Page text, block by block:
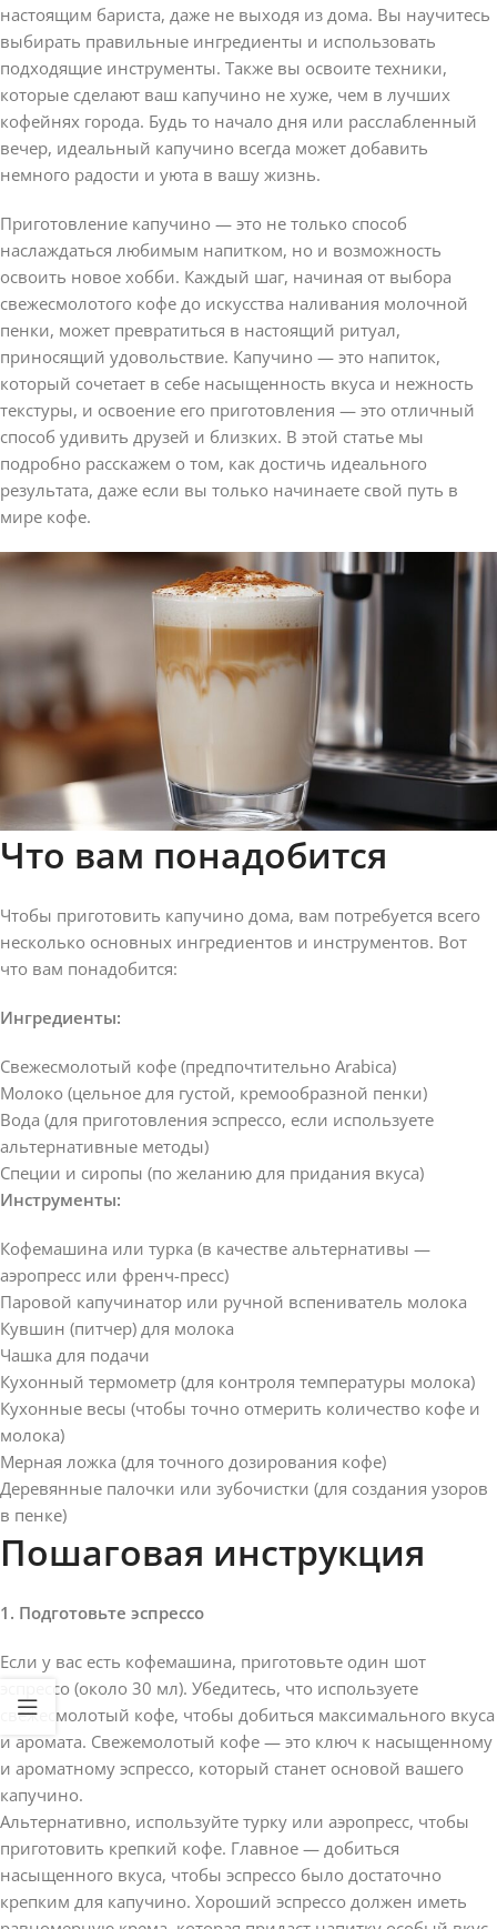
настоящим бариста, даже не выходя из дома. Вы научитесь
выбирать правильные ингредиенты и использовать
подходящие инструменты. Также вы освоите техники,
которые сделают ваш капучино не хуже, чем в лучших
кофейнях города. Будь то начало дня или расслабленный
вечер, идеальный капучино всегда может добавить
немного радости и уюта в вашу жизнь.
Приготовление капучино — это не только способ
наслаждаться любимым напитком, но и возможность
освоить новое хобби. Каждый шаг, начиная от выбора
свежесмолотого кофе до искусства наливания молочной
пенки, может превратиться в настоящий ритуал,
приносящий удовольствие. Капучино — это напиток,
который сочетает в себе насыщенность вкуса и нежность
текстуры, и освоение его приготовления — это отличный
способ удивить друзей и близких. В этой статье мы
подробно расскажем о том, как достичь идеального
результата, даже если вы только начинаете свой путь в
мире кофе.
Что вам понадобится
Чтобы приготовить капучино дома, вам потребуется всего
несколько основных ингредиентов и инструментов. Вот
что вам понадобится:
Ингредиенты:
Свежесмолотый кофе (предпочтительно Arabica)
Молоко (цельное для густой, кремообразной пенки)
Вода (для приготовления эспрессо, если используете
альтернативные методы)
Специи и сиропы (по желанию для придания вкуса)
Инструменты:
Кофемашина или турка (в качестве альтернативы —
аэропресс или френч-пресс)
Паровой капучинатор или ручной вспениватель молока
Кувшин (питчер) для молока
Чашка для подачи
Кухонный термометр (для контроля температуры молока)
Кухонные весы (чтобы точно отмерить количество кофе и
молока)
Мерная ложка (для точного дозирования кофе)
Деревянные палочки или зубочистки (для создания узоров
в пенке)
Пошаговая инструкция
1. Подготовьте эспрессо
Если у вас есть кофемашина, приготовьте один шот
эспрессо (около 30 мл). Убедитесь, что используете
свежесмолотый кофе, чтобы добиться максимального вкуса
и аромата. Свежемолотый кофе — это ключ к насыщенному
и ароматному эспрессо, который станет основой вашего
капучино.
Альтернативно, используйте турку или аэропресс, чтобы
приготовить крепкий кофе. Главное — добиться
насыщенного вкуса, чтобы эспрессо было достаточно
крепким для капучино. Хороший эспрессо должен иметь